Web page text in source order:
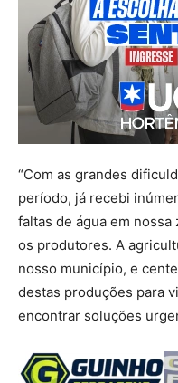
“Com as grandes
período, já recebi
faltas de água em
os produtores. A
nosso município, e
destas produções para
encontrar soluções